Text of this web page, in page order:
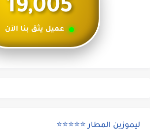
19,005
عميل يثق بنا الآن
ليموزين المطار ⭐⭐⭐⭐⭐